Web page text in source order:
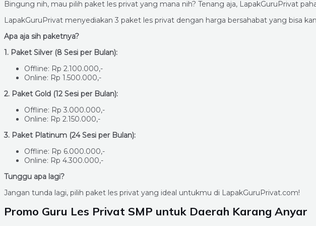
Bingung nih, mau pilih paket les privat yang mana nih? Tenang aja, LapakGuruPrivat
LapakGuruPrivat menyediakan 3 paket les privat dengan harga bersahabat yang bisa
Apa aja sih paketnya?
1. Paket Silver (8 Sesi per Bulan):
Offline: Rp 2.100.000,-
Online: Rp 1.500.000,-
2. Paket Gold (12 Sesi per Bulan):
Offline: Rp 3.000.000,-
Online: Rp 2.150.000,-
3. Paket Platinum (24 Sesi per Bulan):
Offline: Rp 6.000.000,-
Online: Rp 4.300.000,-
Tunggu apa lagi?
Jangan tunda lagi, pilih paket les privat yang ideal untukmu di LapakGuruPrivat.com!
Promo Guru Les Privat SMP untuk Daerah Karang Anyar